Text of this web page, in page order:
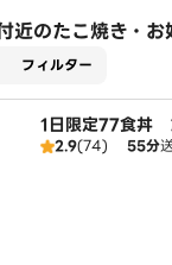
近のたこ焼き・お
フィルター
1日限定77食丼
2.9(74) 55分